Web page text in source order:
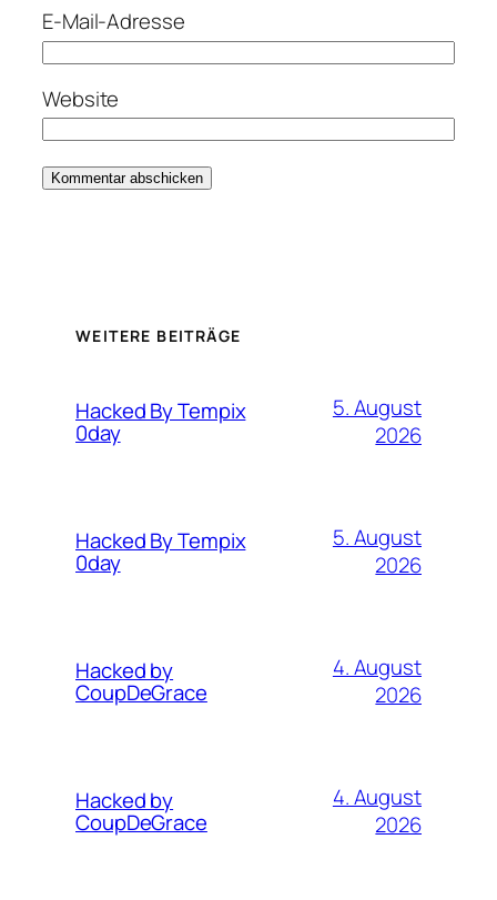
E-Mail-Adresse
Website
WEITERE BEITRÄGE
Hacked By Tempix
0day
5. August
2026
Hacked By Tempix
0day
5. August
2026
Hacked by
CoupDeGrace
4. August
2026
Hacked by
CoupDeGrace
4. August
2026